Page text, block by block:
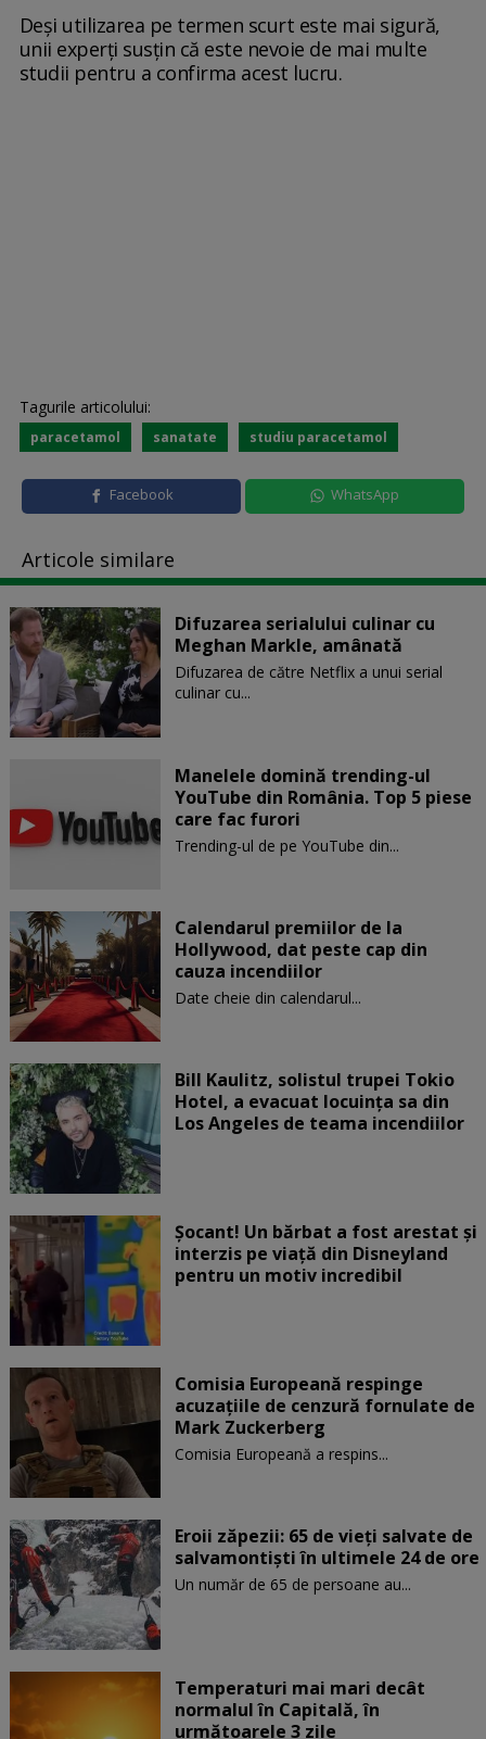
Deși utilizarea pe termen scurt este mai sigură,
unii experți susțin că este nevoie de mai multe
studii pentru a confirma acest lucru.
Tagurile articolului:
paracetamol sanatate studiu paracetamol
Facebook WhatsApp
Articole similare
Difuzarea serialului culinar cu
Meghan Markle, amânată
Difuzarea de către Netflix a unui serial
culinar cu...
Manelele domină trending-ul
YouTube din România. Top 5 piese
care fac furori
Trending-ul de pe YouTube din...
Calendarul premiilor de la
Hollywood, dat peste cap din
cauza incendiilor
Date cheie din calendarul...
Bill Kaulitz, solistul trupei Tokio
Hotel, a evacuat locuinţa sa din
Los Angeles de teama incendiilor
Șocant! Un bărbat a fost arestat și
interzis pe viață din Disneyland
pentru un motiv incredibil
Comisia Europeană respinge
acuzaţiile de cenzură fornulate de
Mark Zuckerberg
Comisia Europeană a respins...
Eroii zăpezii: 65 de vieți salvate de
salvamontiști în ultimele 24 de ore
Un număr de 65 de persoane au...
Temperaturi mai mari decât
normalul în Capitală, în
următoarele 3 zile